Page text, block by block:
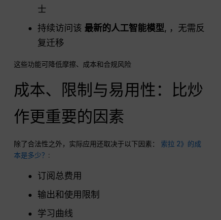
士
持续访问该 最新的人工智能模型, ，无需反
复迁移
这些功能可降低摩擦、成本和合规风险
成本、限制与易用性：比炒
作更重要的因素
除了合法性之外，实际应用还取决于以下因素： 索拉 2》的成
本是多少？ :
订阅总费用
输出和使用限制
学习曲线